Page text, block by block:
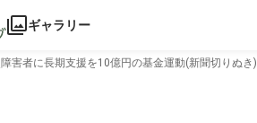
ギャラリー
害者に長期支援を10億円の基金運動(新聞切りぬき)